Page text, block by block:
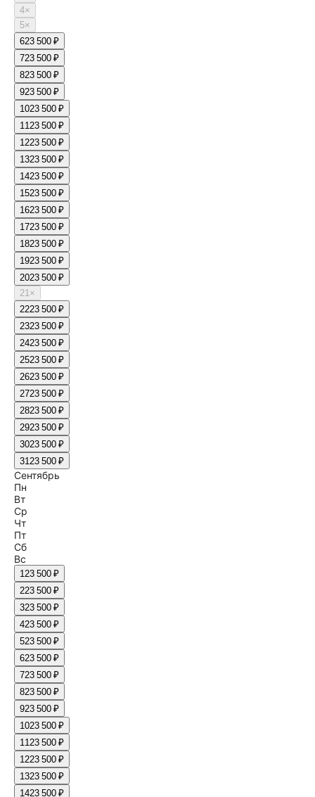
4×
5×
623 500 ₽
723 500 ₽
823 500 ₽
923 500 ₽
1023 500 ₽
1123 500 ₽
1223 500 ₽
1323 500 ₽
1423 500 ₽
1523 500 ₽
1623 500 ₽
1723 500 ₽
1823 500 ₽
1923 500 ₽
2023 500 ₽
21×
2223 500 ₽
2323 500 ₽
2423 500 ₽
2523 500 ₽
2623 500 ₽
2723 500 ₽
2823 500 ₽
2923 500 ₽
3023 500 ₽
3123 500 ₽
Сентябрь
Пн
Вт
Ср
Чт
Пт
Сб
Вс
123 500 ₽
223 500 ₽
323 500 ₽
423 500 ₽
523 500 ₽
623 500 ₽
723 500 ₽
823 500 ₽
923 500 ₽
1023 500 ₽
1123 500 ₽
1223 500 ₽
1323 500 ₽
1423 500 ₽